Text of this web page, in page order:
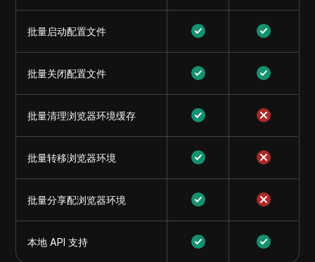
批量启动配置文件
批量关闭配置文件
批量清理浏览器环境缓存
批量转移浏览器环境
批量分享配浏览器环境
本地 API 支持